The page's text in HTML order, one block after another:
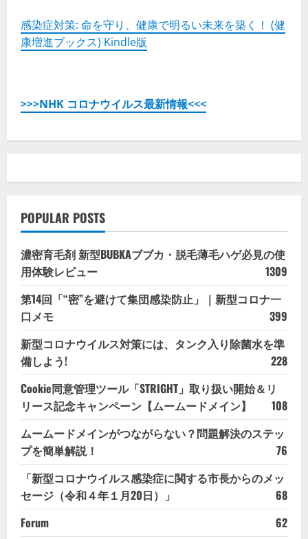
感染症対策: 命を守り、健康で明るい未来を築く！ (健
康増進ブックス) Kindle版
>>>NHK コロナウイルス最新情報<<<
POPULAR POSTS
濃密育毛剤 新型BUBKAブブカ・脱毛薄毛ハゲ必見の使
用体験レビュー
1309
第14回「“密”を避けて集団感染防止」｜新型コロナ一
口メモ
399
新型コロナウイルス対策には、タンク入り除菌水を準
備しよう!
228
Cookie同意管理ツール「STRIGHT」取り扱い開始＆リ
リース記念キャンペーン【ムームードメイン】
108
ムームードメインがつながらない？問題解決のステッ
プを簡単解説！
76
「新型コロナウイルス感染症に関する市長からのメッ
セージ（令和４年１月20日）」
68
Forum
62